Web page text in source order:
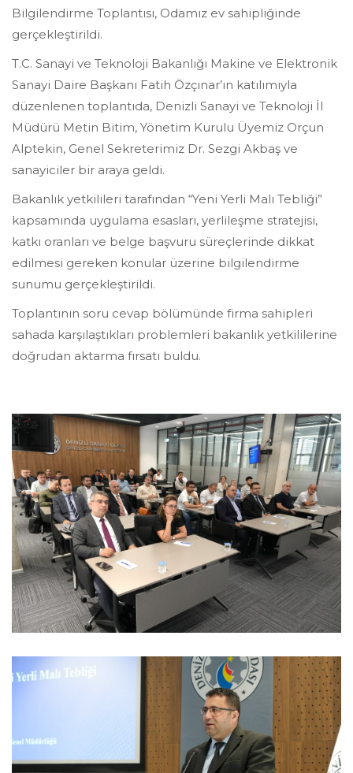
Bilgilendirme Toplantısı, Odamız ev sahipliğinde
gerçekleştirildi.
T.C. Sanayi ve Teknoloji Bakanlığı Makine ve Elektronik
Sanayi Daire Başkanı Fatih Özçınar’ın katılımıyla
düzenlenen toplantıda, Denizli Sanayi ve Teknoloji İl
Müdürü Metin Bitim, Yönetim Kurulu Üyemiz Orçun
Alptekin, Genel Sekreterimiz Dr. Sezgi Akbaş ve
sanayiciler bir araya geldi.
Bakanlık yetkilileri tarafından “Yeni Yerli Malı Tebliği”
kapsamında uygulama esasları, yerlileşme stratejisi,
katkı oranları ve belge başvuru süreçlerinde dikkat
edilmesi gereken konular üzerine bilgilendirme
sunumu gerçekleştirildi.
Toplantının soru cevap bölümünde firma sahipleri
sahada karşılaştıkları problemleri bakanlık yetkililerine
doğrudan aktarma fırsatı buldu.